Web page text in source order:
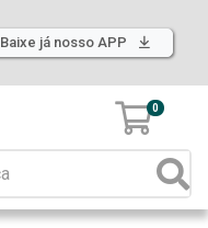
Baixe já nosso APP
0